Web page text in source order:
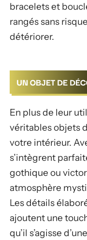
bracelets et
rangés sans
détériorer.
UN OBJET DE
En plus de leur
véritables objets
votre intérieur.
s’intègrent
gothique ou
atmosphère
Les détails
ajoutent une
qu’il s’agisse